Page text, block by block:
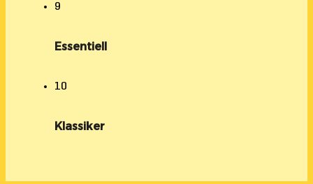
9
Essentiell
10
Klassiker